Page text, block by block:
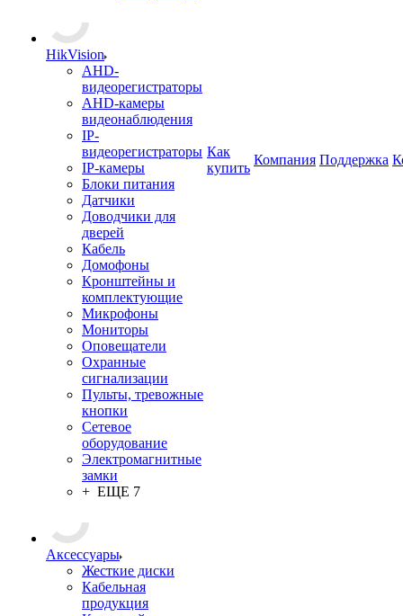
HikVision
AHD-
видеорегистраторы
AHD-камеры
видеонаблюдения
IP-
видеорегистраторы
IP-камеры
Блоки питания
Датчики
Доводчики для
дверей
Кабель
Домофоны
Кронштейны и
комплектующие
Микрофоны
Мониторы
Оповещатели
Охранные
сигнализации
Пульты, тревожные
кнопки
Сетевое
оборудование
Электромагнитные
замки
+ ЕЩЕ 7
Аксессуары
Жесткие диски
Кабельная
продукция
Как
купить
Компания Поддержка